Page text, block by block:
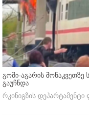
გომი-აგარის
გაუჩნდა
რკინიგზის დეპარტამენტი